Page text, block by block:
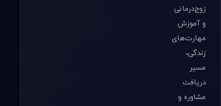
زوج‌درمانی
و آموزش
مهارت‌های
زندگی،
مسیر
دریافت
مشاوره و